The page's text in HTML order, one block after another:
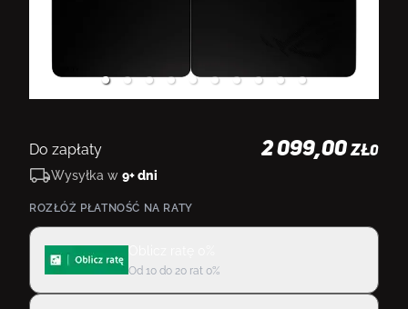
Do zapłaty 2 099,00 ZŁ0
Wysyłka w 9+ dni
ROZŁÓŻ PŁATNOŚĆ NA RATY
Od 10 do 20 rat 0%